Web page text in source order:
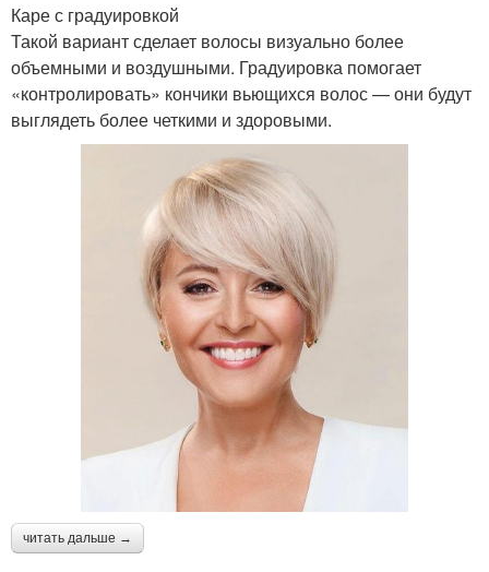
Каре с градуировкой
Такой вариант сделает волосы визуально более
объемными и воздушными. Градуировка помогает
«контролировать» кончики вьющихся волос — они будут
выглядеть более четкими и здоровыми.
читать дальше →